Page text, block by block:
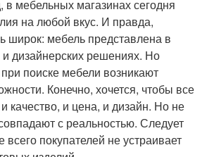
в мебельных магазинах сегодня
на любой вкус. И правда,
широк: мебель представлена в
и дизайнерских решениях. Но
поиске мебели возникают
Конечно, хочется, чтобы все
качество, и цена, и дизайн. Но не
с реальностью. Следует
всего покупателей не устраивает